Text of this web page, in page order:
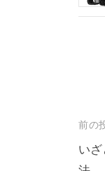
前の
い